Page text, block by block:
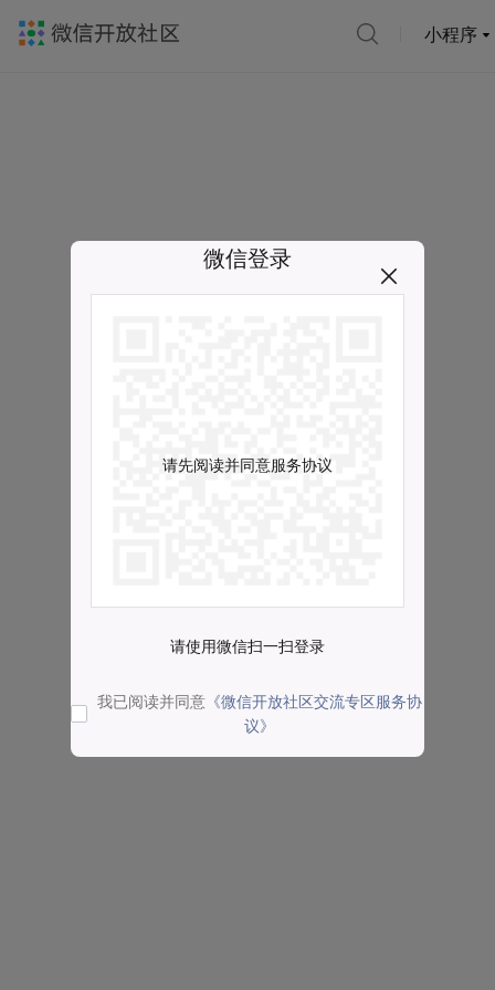
小程序
微信登录
请先阅读并同意服务协议
请使用微信扫一扫登录
我已阅读并同意 《微信开放社区交流专区服务协
议》